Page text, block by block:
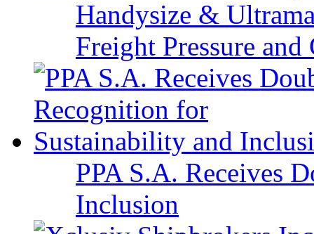
Handysize &
Freight Pressure
PPA S.A. Receives
Inclusion